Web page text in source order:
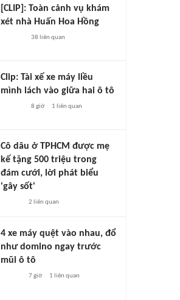
[CLIP]: Toàn cảnh vụ khám
xét nhà Huấn Hoa Hồng
38 liên quan
Clip: Tài xế xe máy liều
mình lách vào giữa hai ô tô
8 giờ 1 liên quan
Cô dâu ở TPHCM được mẹ
kế tặng 500 triệu trong
đám cưới, lời phát biểu
'gây sốt'
2 liên quan
4 xe máy quệt vào nhau, đổ
như domino ngay trước
mũi ô tô
7 giờ 1 liên quan